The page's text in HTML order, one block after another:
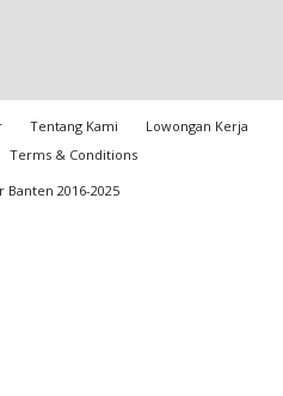
Tentang Kami
Lowongan Kerja
Terms & Conditions
Banten 2016-2025